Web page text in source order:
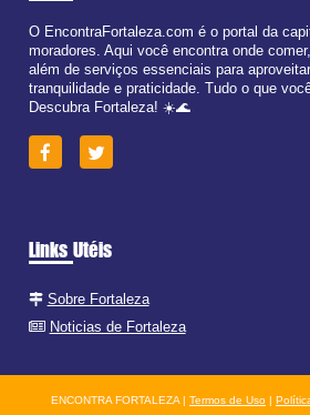
O EncontraFortaleza.com é o portal da
moradores. Aqui você encontra onde
além de serviços essenciais para
tranquilidade e praticidade. Tudo o que
Descubra Fortaleza! ☀️🌊
Links Utéis
Sobre Fortaleza
Noticias de Fortaleza
ENCONTRA FORTALEZA | Termos de Uso |